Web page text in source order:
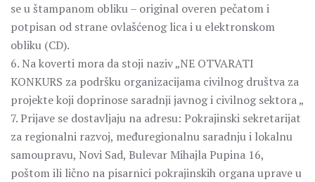
se u štampanom obliku – original overen pečatom i
potpisan od strane ovlašćenog lica i u elektronskom
obliku (CD).
6. Na koverti mora da stoji naziv „NE OTVARATI
KONKURS za podršku organizacijama civilnog društva za
projekte koji doprinose saradnji javnog i civilnog sektora „
7. Prijave se dostavljaju na adresu: Pokrajinski sekretarijat
za regionalni razvoj, međuregionalnu saradnju i lokalnu
samoupravu, Novi Sad, Bulevar Mihajla Pupina 16,
poštom ili lično na pisarnici pokrajinskih organa uprave u